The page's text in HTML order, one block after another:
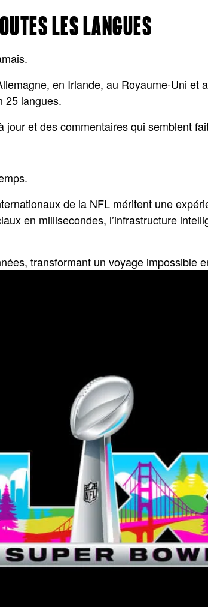
LES LANGUES
en Irlande, au Royaume-Uni
25 langues.
et des commentaires qui semblent
de la NFL méritent une
en millisecondes, l’infrastructure
transformant un voyage impossible